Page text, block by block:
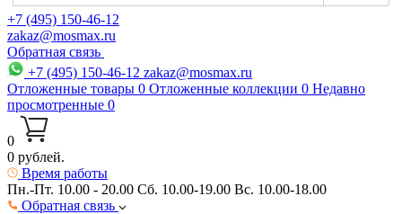
+7 (495) 150-46-12
zakaz@mosmax.ru
Обратная связь
+7 (495) 150-46-12 zakaz@mosmax.ru
Отложенные товары 0 Отложенные коллекции 0 Недавно
просмотренные 0
0
0 рублей.
Время работы
Пн.-Пт. 10.00 - 20.00 Сб. 10.00-19.00 Вс. 10.00-18.00
Обратная связь